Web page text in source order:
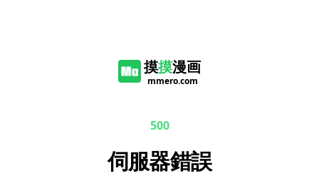
摸摸漫画
mmero.com
500
伺服器錯誤